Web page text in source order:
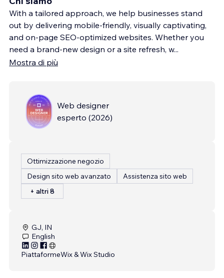
With a tailored approach, we help businesses stand
out by delivering mobile-friendly, visually captivating,
and on-page SEO-optimized websites. Whether you
need a brand-new design or a site refresh, w...
Mostra di più
Web designer
esperto (2026)
Ottimizzazione negozio
Design sito web avanzato
Assistenza sito web
+ altri 8
GJ, IN
English
PiattaformeWix & Wix Studio